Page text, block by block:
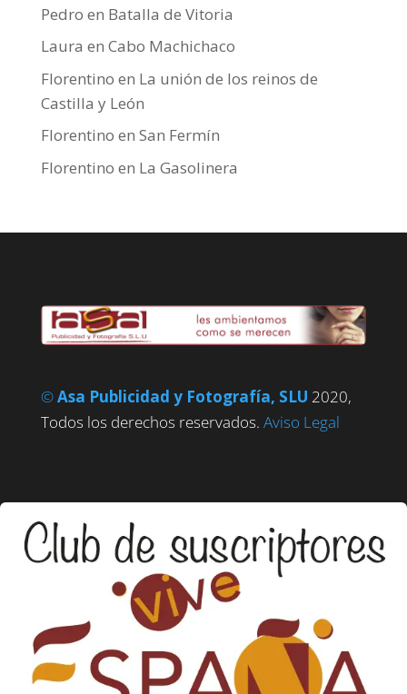
Pedro en Batalla de Vitoria
Laura en Cabo Machichaco
Florentino en La unión de los reinos de
Castilla y León
Florentino en San Fermín
Florentino en La Gasolinera
©Asa Publicidad y Fotografía, SLU 2020,
Todos los derechos reservados. Aviso Legal